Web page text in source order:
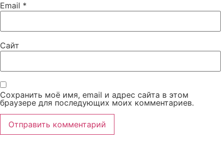
Email *
Сайт
Сохранить моё имя, email и адрес сайта в этом
браузере для последующих моих комментариев.